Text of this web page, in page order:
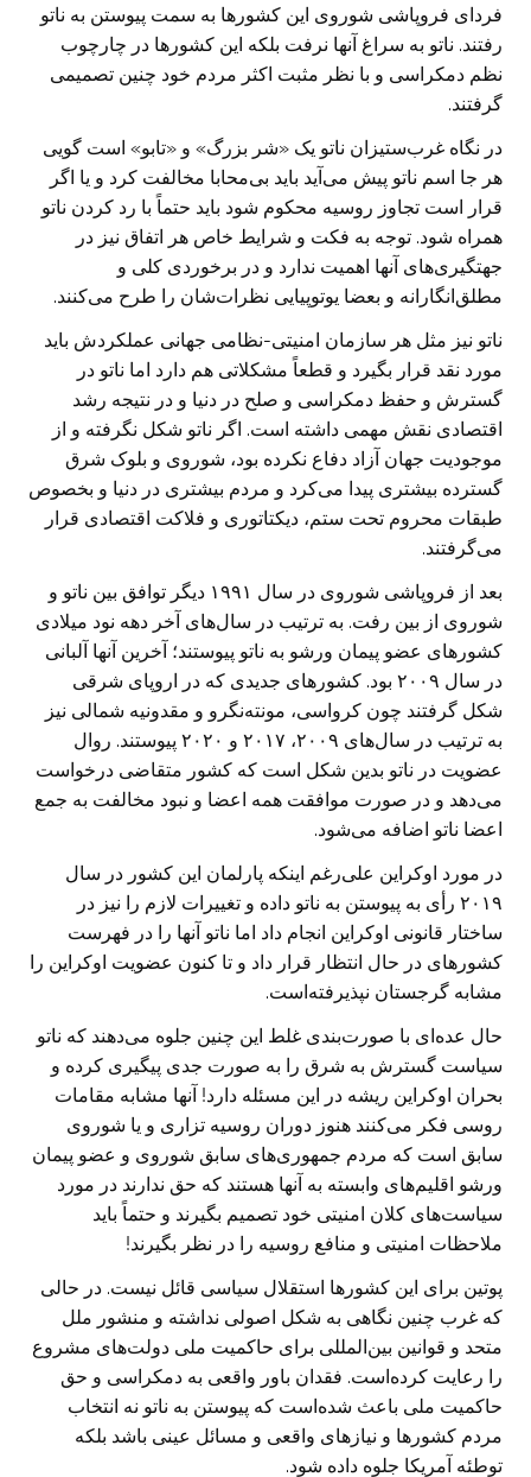
فردای فروپاشی شوروی این کشورها به سمت پیوستن به ناتو
رفتند. ناتو به سراغ آنها نرفت بلکه این کشورها در چارچوب
نظم دمکراسی و با نظر مثبت اکثر مردم خود چنین تصمیمی
گرفتند.
در نگاه غرب‌ستیزان ناتو یک «شر بزرگ» و «تابو» است گویی
هر جا اسم ناتو پیش می‌آید باید بی‌محابا مخالفت کرد و یا اگر
قرار است تجاوز روسیه محکوم شود باید حتماً با رد کردن ناتو
همراه شود. توجه به فکت و شرایط خاص هر اتفاق نیز در
جهتگیری‌های آنها اهمیت ندارد و در برخوردی کلی و
مطلق‌انگارانه و بعضا یوتوپیایی نظرات‌شان را طرح می‌کنند.
ناتو نیز مثل هر سازمان امنیتی-نظامی جهانی عملکردش باید
مورد نقد قرار بگیرد و قطعاً مشکلاتی هم دارد اما ناتو در
گسترش و حفظ دمکراسی و صلح در دنیا و در نتیجه رشد
اقتصادی نقش مهمی داشته است. اگر ناتو شکل نگرفته و از
موجودیت جهان آزاد دفاع نکرده بود، شوروی و بلوک شرق
گسترده بیشتری پیدا می‌کرد و مردم بیشتری در دنیا و بخصوص
طبقات محروم تحت ستم، دیکتاتوری و فلاکت اقتصادی قرار
می‌گرفتند.
بعد از فروپاشی شوروی در سال ۱۹۹۱ دیگر توافق بین ناتو و
شوروی از بین رفت. به ترتیب در سال‌های آخر دهه نود میلادی
کشورهای عضو پیمان ورشو به ناتو پیوستند؛ آخرین آنها آلبانی
در سال ۲۰۰۹ بود. کشورهای جدیدی که در اروپای شرقی
شکل گرفتند چون کرواسی، مونته‌نگرو و مقدونیه شمالی نیز
به ترتیب در سال‌های ۲۰۰۹، ۲۰۱۷ و ۲۰۲۰ پیوستند. روال
عضویت در ناتو بدین شکل است که کشور متقاضی درخواست
می‌دهد و در صورت موافقت همه اعضا و نبود مخالفت به جمع
اعضا ناتو اضافه می‌شود.
در مورد اوکراین علی‌رغم اینکه پارلمان این کشور در سال
۲۰۱۹ رأی به پیوستن به ناتو داده و تغییرات لازم را نیز در
ساختار قانونی اوکراین انجام داد اما ناتو آنها را در فهرست
کشورهای در حال انتظار قرار داد و تا کنون عضویت اوکراین را
مشابه گرجستان نپذیرفته‌است.
حال عده‌ای با صورت‌بندی غلط این چنین جلوه می‌دهند که ناتو
سیاست گسترش به شرق را به صورت جدی پیگیری کرده و
بحران اوکراین ریشه در این مسئله دارد! آنها مشابه مقامات
روسی فکر می‌کنند هنوز دوران روسیه تزاری و یا شوروی
سابق است که مردم جمهوری‌های سابق شوروی و عضو پیمان
ورشو اقلیم‌های وابسته به آنها هستند که حق ندارند در مورد
سیاست‌های کلان امنیتی خود تصمیم بگیرند و حتماً باید
ملاحظات امنیتی و منافع روسیه را در نظر بگیرند!
پوتین برای این کشورها استقلال سیاسی قائل نیست. در حالی
که غرب چنین نگاهی به شکل اصولی نداشته و منشور ملل
متحد و قوانین بین‌المللی برای حاکمیت ملی دولت‌های مشروع
را رعایت کرده‌است. فقدان باور واقعی به دمکراسی و حق
حاکمیت ملی باعث شده‌است که پیوستن به ناتو نه انتخاب
مردم کشورها و نیازهای واقعی و مسائل عینی باشد بلکه
توطئه آمریکا جلوه داده شود.